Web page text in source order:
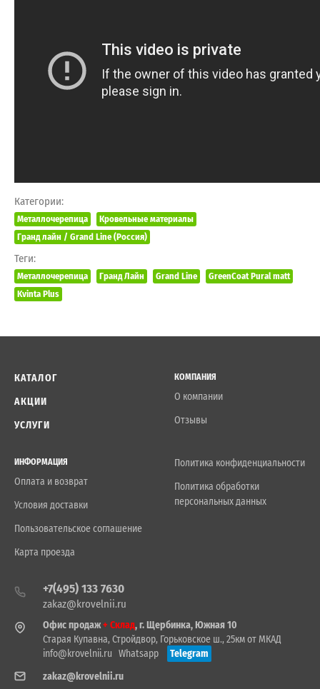
Категории:
Металлочерепица
Кровельные материалы
Гранд лайн / Grand Line (Россия)
Теги:
Металлочерепица Гранд Лайн Grand Line
GreenCoat Pural matt
Kvinta Plus
КАТАЛОГ
АКЦИИ
УСЛУГИ
КОМПАНИЯ
О компании
Отзывы
ИНФОРМАЦИЯ
Оплата и возврат
Условия доставки
Пользовательское соглашение
Карта проезда
Политика конфиденциальности
Политика обработки
персональных данных
+7(495) 133 7630
zakaz@krovelnii.ru
Офис продаж+ Склад, г. Щербинка, Южная 10
Старая Купавна, Стройдвор, Горьковское ш., 25км от МКАД
info@krovelnii.ru Whatsapp
Telegram
zakaz@krovelnii.ru